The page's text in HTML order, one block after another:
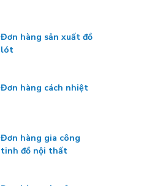
Đơn hàng sản xuất đồ
lót
Đơn hàng cách nhiệt
Đơn hàng gia công
tinh đồ nội thất